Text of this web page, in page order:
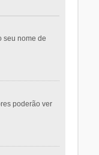
seu nome de
poderão ver